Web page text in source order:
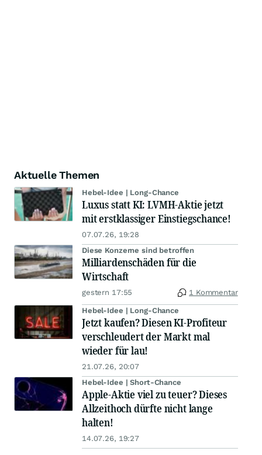
Aktuelle Themen
Hebel-Idee | Long-Chance
Luxus statt KI: LVMH-Aktie jetzt
mit erstklassiger Einstiegschance!
07.07.26, 19:28
Diese Konzerne sind betroffen
Milliardenschäden für die
Wirtschaft
gestern 17:55 1 Kommentar
Hebel-Idee | Long-Chance
Jetzt kaufen? Diesen KI-Profiteur
verschleudert der Markt mal
wieder für lau!
21.07.26, 20:07
Hebel-Idee | Short-Chance
Apple-Aktie viel zu teuer? Dieses
Allzeithoch dürfte nicht lange
halten!
14.07.26, 19:27